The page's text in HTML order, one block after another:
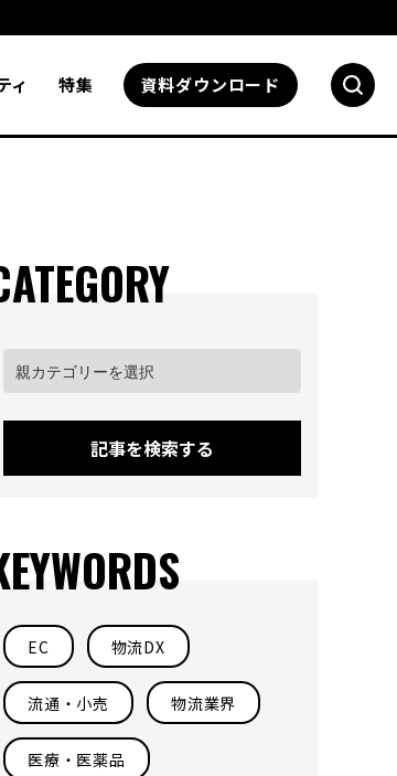
ィ 特集 資料ダウンロード
記事を検索する
EC 物流DX
流通・小売 物流業界
医療・医薬品